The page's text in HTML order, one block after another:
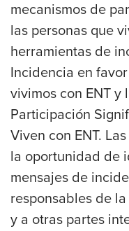
mecanismos de
las personas que
herramientas de
Incidencia en
vivimos con ENT y
Participación
Viven con ENT.
la oportunidad de
mensajes de
responsables de
y a otras partes